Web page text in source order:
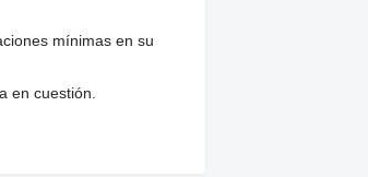
mínimas en su
en cuestión.